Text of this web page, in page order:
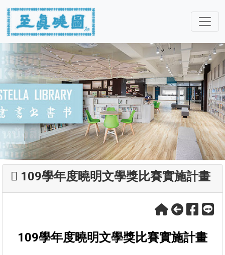
109學年度曉明文學獎比賽實施計畫
109學年度曉明文學獎比賽實施計畫